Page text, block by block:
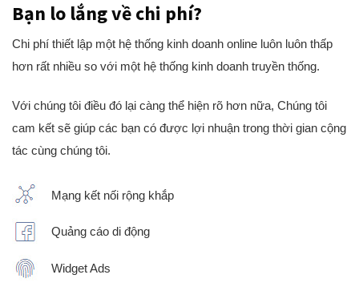
Bạn lo lắng về chi phí?
Chi phí thiết lập một hệ thống kinh doanh online luôn luôn thấp
hơn rất nhiều so với một hệ thống kinh doanh truyền thống.
Với chúng tôi điều đó lại càng thể hiện rõ hơn nữa, Chúng tôi
cam kết sẽ giúp các bạn có được lợi nhuận trong thời gian cộng
tác cùng chúng tôi.
Mạng kết nối rộng khắp
Quảng cáo di động
Widget Ads